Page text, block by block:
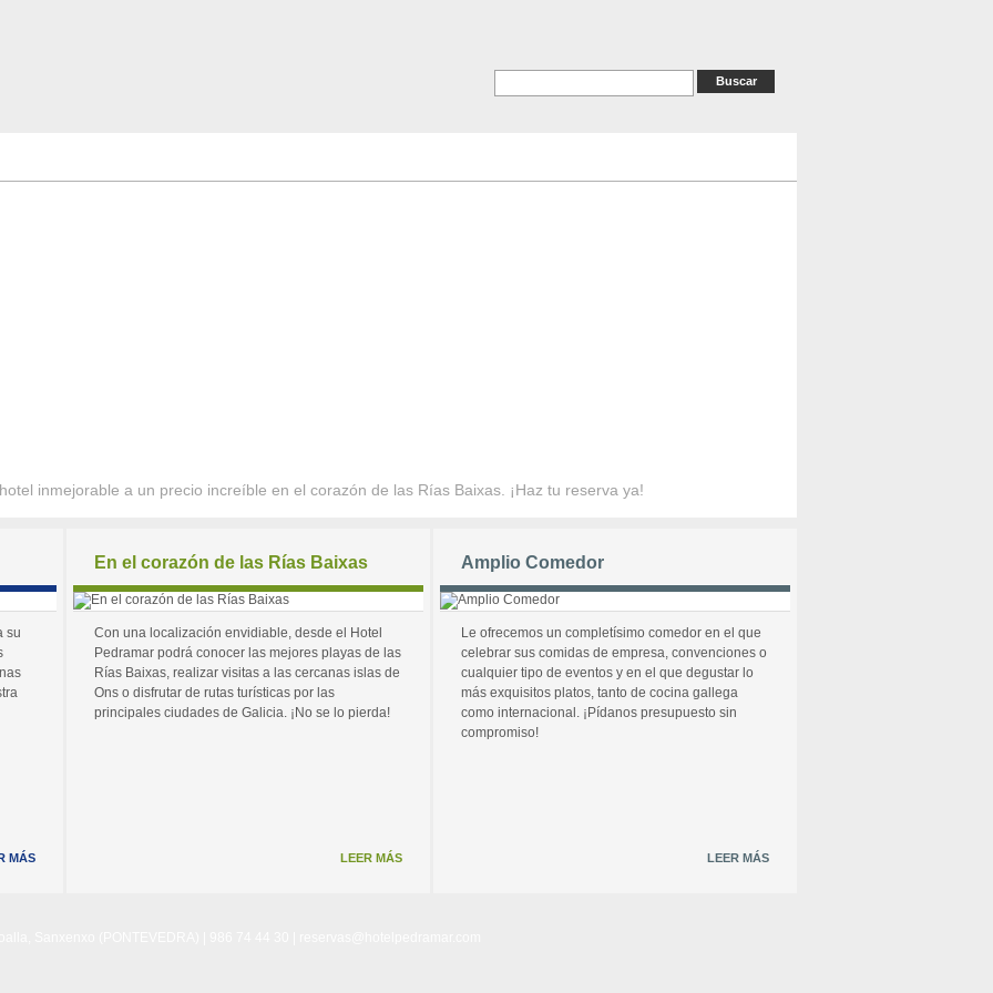
inmejorable a un precio increíble en el corazón de las Rías Baixas. ¡Haz tu reserva ya!
su
MÁS
En el corazón de las Rías Baixas
Con una localización envidiable, desde el Hotel
Pedramar podrá conocer las mejores playas de las
Rías Baixas, realizar visitas a las cercanas islas de
Ons o disfrutar de rutas turísticas por las
principales ciudades de Galicia. ¡No se lo pierda!
LEER MÁS
Amplio Comedor
Le ofrecemos un completísimo comedor en el que
celebrar sus comidas de empresa, convenciones o
cualquier tipo de eventos y en el que degustar lo
más exquisitos platos, tanto de cocina gallega
como internacional. ¡Pídanos presupuesto sin
compromiso!
LEER MÁS